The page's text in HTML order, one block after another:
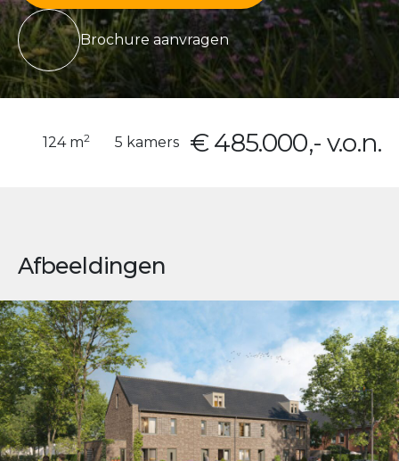
Brochure aanvragen
124 m2 5 kamers € 485.000,- v.o.n.
Afbeeldingen